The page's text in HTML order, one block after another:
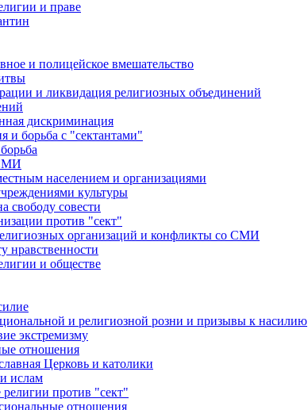
и праве
и полицейское вмешательство
и ликвидация религиозных объединений
дискриминация
и борьба с "сектантами"
населением и организациями
культуры
свободу совести
против "сект"
организаций и конфликты со СМИ
нравственности
и обществе
и религиозной розни и призывы к насилию
экстремизму
отношения
Церковь и католики
ислам
против "сект"
отношения